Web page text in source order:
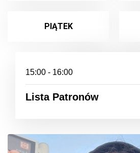
PIĄTEK
15:00 - 16:00
Lista Patronów